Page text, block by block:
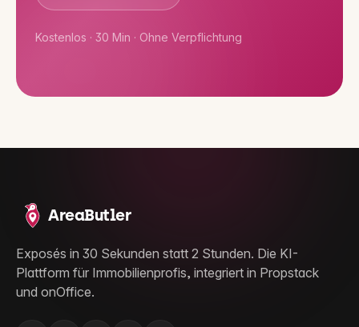
Kostenlos · 30 Min · Ohne Verpflichtung
AreaButler
Exposés in 30 Sekunden statt 2 Stunden. Die KI-
Plattform für Immobilienprofis, integriert in Propstack
und onOffice.